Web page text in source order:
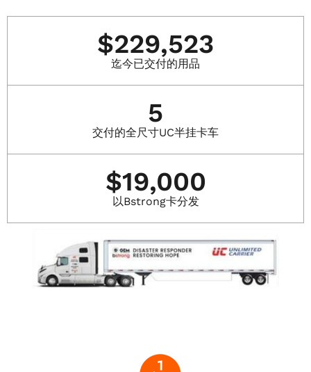
迄今已交付的用品
$229,523
交付的全尺寸UC半挂卡车
5
以Bstrong卡分发
$19,000